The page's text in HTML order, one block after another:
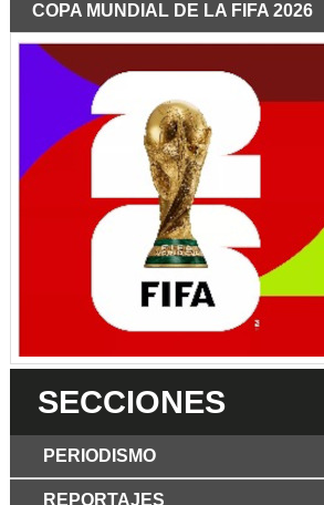
COPA MUNDIAL DE LA FIFA 2026
SECCIONES
PERIODISMO
REPORTAJES